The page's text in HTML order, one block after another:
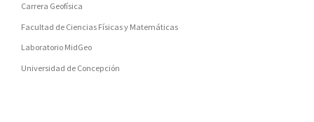
Carrera Geofísica
Facultad de Ciencias Físicas y Matemáticas
Laboratorio MidGeo
Universidad de Concepción